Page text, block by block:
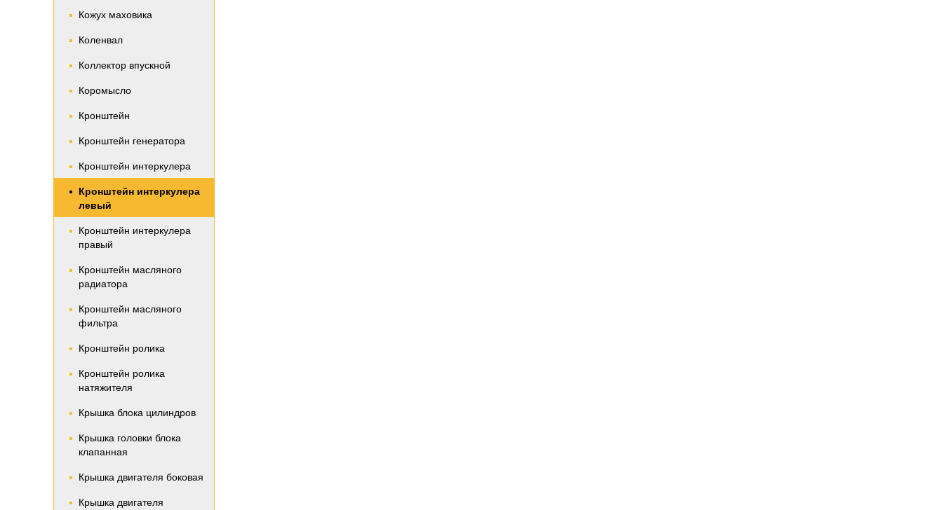
Кожух маховика
Коленвал
Коллектор впускной
Коромысло
Кронштейн
Кронштейн генератора
Кронштейн интеркулера
Кронштейн интеркулера
левый
Кронштейн интеркулера
правый
Кронштейн масляного
радиатора
Кронштейн масляного
фильтра
Кронштейн ролика
Кронштейн ролика
натяжителя
Крышка блока цилиндров
Крышка головки блока
клапанная
Крышка двигателя боковая
Крышка двигателя